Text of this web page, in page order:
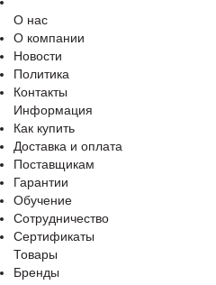
О нас
О компании
Новости
Политика
Контакты
Информация
Как купить
Доставка и оплата
Поставщикам
Гарантии
Обучение
Сотрудничество
Сертификаты
Товары
Бренды